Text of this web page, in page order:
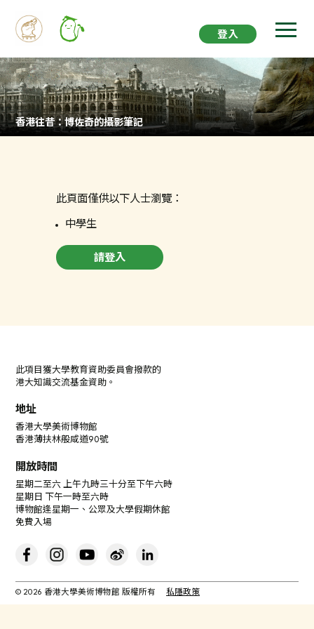
登入
香港往昔：博佐奇的攝影筆記
此頁面僅供以下人士瀏覽：
中學生
請登入
此項目獲大學教育資助委員會撥款的
港大知識交流基金資助。
地址
香港大學美術博物館
香港薄扶林般咸道90號
開放時間
星期二至六 上午九時三十分至下午六時
星期日 下午一時至六時
博物館逢星期一、公眾及大學假期休館
免費入場
© 2026 香港大學美術博物館 版權所有 私隱政策